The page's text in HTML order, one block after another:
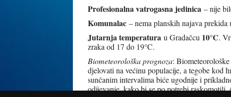
Profesionalna vatrogasna jedinica – nije
Komunalac – nema planskih najava prekida
Jutarnja temperatura u Gradačcu 10°C.
zraka od 17 do 19°C.
Biometeorološka prognoza:
djelovati na većinu populacije, a tegobe kod
sunčanim intervalima biće ugodnije i
odijevanje, kako bi se po potrebi